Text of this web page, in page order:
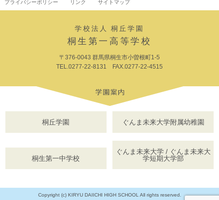
プライバシーポリシー リンク サイトマップ
学校法人 桐丘学園
桐生第一高等学校
〒376-0043 群馬県桐生市小曽根町1-5
TEL.0277-22-8131 FAX.0277-22-4515
桐丘学園 ぐんま未来大学附属幼稚園
桐生第一中学校
ぐんま未来大学 / ぐんま未来大
学短期大学部
Copyright (c) KIRYU DAIICHI HIGH SCHOOL All rights reserved.